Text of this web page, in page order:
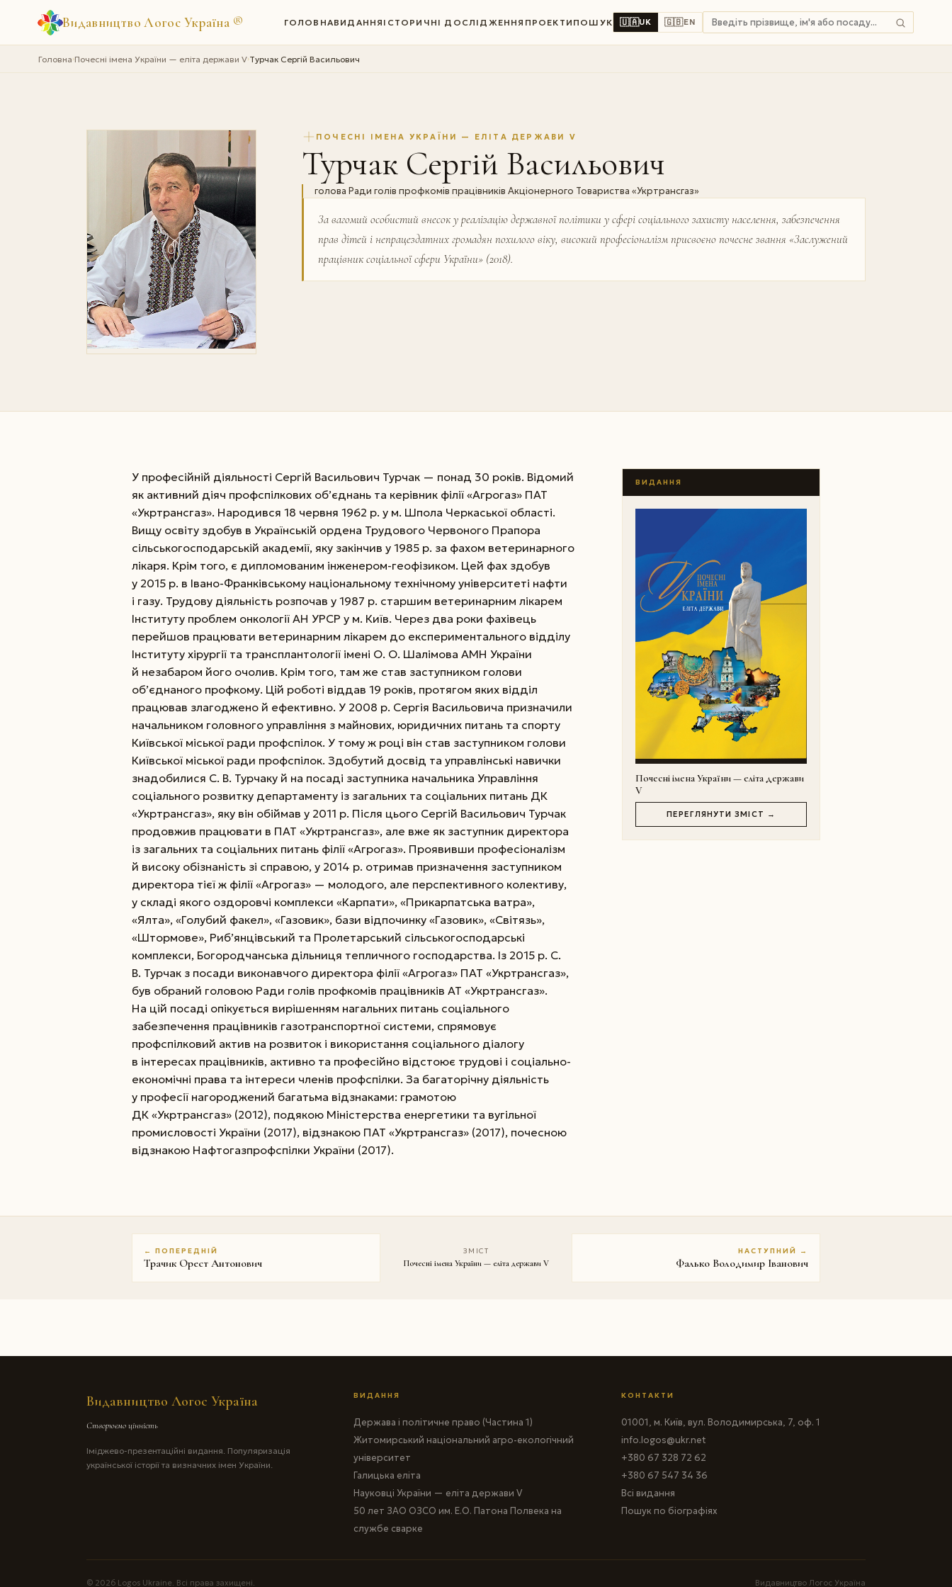
Видавництво Логос Україна ® ГОЛОВНАВИДАННЯ ІСТОРИЧНІ ДОСЛІДЖЕННЯ ПРОЕКТИ ПОШУК 🇺🇦UK 🇬🇧EN
Головна›Почесні імена України — еліта держави V›Турчак Сергій Васильович
ПОЧЕСНІ ІМЕНА УКРАЇНИ — ЕЛІТА ДЕРЖАВИ V
Турчак Сергій Васильович
голова Ради голів профкомів працівників Акціонерного Товариства «Укртрансгаз»
За вагомий особистий внесок у реалізацію державної політики у сфері соціального захисту населення, забезпечення
прав дітей і непрацездатних громадян похилого віку, високий професіоналізм присвоєно почесне звання «Заслужений
працівник соціальної сфери України» (2018).
У професійній діяльності Сергій Васильович Турчак — понад 30 років. Відомий
як активний діяч профспілкових об’єднань та керівник філії «Агрогаз» ПАТ
«Укртрансгаз». Народився 18 червня 1962 р. у м. Шпола Черкаської області.
Вищу освіту здобув в Україн­ській ордена Трудового Червоного Прапора
сільськогосподарській академії, яку закінчив у 1985 р. за фахом ветеринарного
лікаря. Крім того, є дипломованим інженером-геофізиком. Цей фах здобув
у 2015 р. в Івано-Франківському національному технічному університеті наф­ти
і газу. Трудову діяльність розпочав у 1987 р. старшим ветеринарним лікарем
Інституту проблем онкології АН УРСР у м. Київ. Через два роки фахівець
перейшов працювати ветеринарним лікарем до експериментального відділу
Інституту хірургії та трансплантології імені О. О. Шалімова АМН України
й незабаром його очолив. Крім того, там же став заступником голови
об’єднаного профкому. Цій роботі віддав 19 років, протягом яких відділ
працював злагоджено й ефективно. У 2008 р. Сергія Васильовича призначили
начальником головного управління з майнових, юридичних питань та спорту
Київської міської ради профспілок. У тому ж році він став заступником голови
Київської міської ради профспілок. Здобутий досвід та управлінські навички
знадобилися С. В. Турчаку й на посаді заступника начальника Управління
соціального розвитку департаменту із загальних та соціальних питань ДК
«Укртрансгаз», яку він обіймав у 2011 р. Після цього Сергій Васильович Турчак
продовжив працювати в ПАТ «Укртрансгаз», але вже як заступник директора
із загальних та соціальних питань філії «Агрогаз». Проявивши професіоналізм
й високу обізнаність зі справою, у 2014 р. отримав призначення заступником
директора тієї ж філії «Агрогаз» — молодого, але перспективного колективу,
у складі якого оздоровчі комплекси «Карпати», «Прикарпатська ватра»,
«Ялта», «Голубий факел», «Газовик», бази відпочинку «Газовик», «Світязь»,
«Штормове», Риб’янцівський та Пролетарський сільськогосподарські
комплекси, Богородчанська дільниця тепличного господарства. Із 2015 р. С.
В. Турчак з посади виконавчого директора філії «Агрогаз» ПАТ «Укртранс­газ»,
був обраний головою Ради голів профкомів працівників АТ «Укртрансгаз».
На цій посаді опікується вирішенням нагальних питань соціального
забезпечення працівників газотранспортної системи, спрямовує
профспілковий актив на розвиток і використання соціального діалогу
в інтересах працівників, активно та професійно відстоює трудові і соціально-
економічні права та інтереси членів профспілки. За багаторічну діяльність
у професії нагороджений багатьма відзнаками: грамотою
ДК «Укртрансгаз» (2012), подякою Міністерства енергетики та вугільної
промисловості України (2017), відзнакою ПАТ «Укртрансгаз» (2017), почесною
відзнакою Нафтогазпрофспілки України (2017).
ВИДАННЯ
Почесні імена України — еліта держави
V
ПЕРЕГЛЯНУТИ ЗМІСТ →
← ПОПЕРЕДНІЙ
Трачик Орест Антонович
ЗМІСТ
Почесні імена України — еліта держави V
НАСТУПНИЙ →
Фалько Володимир Іванович
Видавництво Логос Україна
Створюємо цінність
Іміджево-презентаційні видання. Популяризація
української історії та визначних імен України.
ВИДАННЯ
Держава і політичне право (Частина 1)
Житомирський національний агро-екологічний
університет
Галицька еліта
Науковці України — еліта держави V
50 лет ЗАО ОЗСО им. Е.О. Патона Полвека на
службе сварке
КОНТАКТИ
01001, м. Київ, вул. Володимирська, 7, оф. 1
info.logos@ukr.net
+380 67 328 72 62
+380 67 547 34 36
Всі видання
Пошук по біографіях
© 2026 Logos Ukraine. Всі права захищені. Видавництво Логос Україна